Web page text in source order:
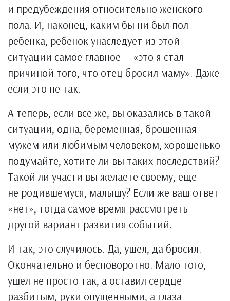
и предубеждения относительно женского
пола. И, наконец, каким бы ни был пол
ребенка, ребенок унаследует из этой
ситуации самое главное — «это я стал
причиной того, что отец бросил маму». Даже
если это не так.
А теперь, если все же, вы оказались в такой
ситуации, одна, беременная, брошенная
мужем или любимым человеком, хорошенько
подумайте, хотите ли вы таких последствий?
Такой ли участи вы желаете своему, еще
не родившемуся, малышу? Если же ваш ответ
«нет», тогда самое время рассмотреть
другой вариант развития событий.
И так, это случилось. Да, ушел, да бросил.
Окончательно и бесповоротно. Мало того,
ушел не просто так, а оставил сердце
разбитым, руки опущенными, а глаза